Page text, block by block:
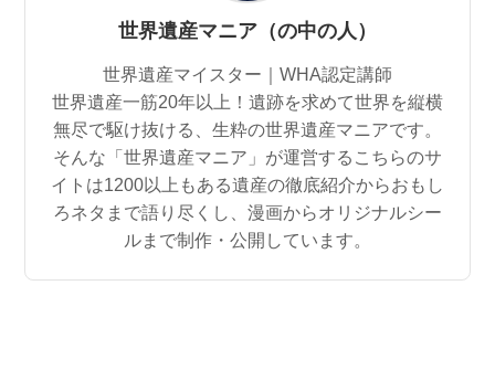
世界遺産マニア（の中の人）
世界遺産マイスター｜WHA認定講師
世界遺産一筋20年以上！遺跡を求めて世界を縦横
無尽で駆け抜ける、生粋の世界遺産マニアです。
そんな「世界遺産マニア」が運営するこちらのサ
イトは1200以上もある遺産の徹底紹介からおもし
ろネタまで語り尽くし、漫画からオリジナルシー
ルまで制作・公開しています。